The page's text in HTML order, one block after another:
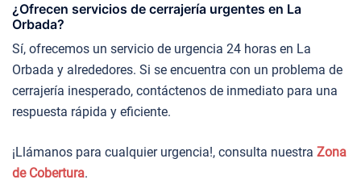
¿Ofrecen servicios de cerrajería urgentes en La
Orbada?
Sí, ofrecemos un servicio de urgencia 24 horas en La
Orbada y alrededores. Si se encuentra con un problema de
cerrajería inesperado, contáctenos de inmediato para una
respuesta rápida y eficiente.
¡Llámanos para cualquier urgencia!, consulta nuestra Zona
de Cobertura.